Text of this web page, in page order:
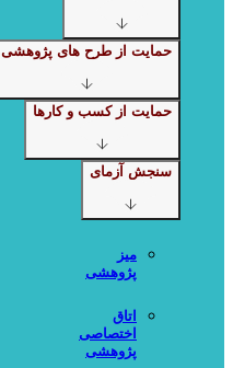
حمایت از طرح های پژوهشی
حمایت از کسب و کارها
سنجش آزمای
میز
پژوهشی
اتاق
اختصاصی
پژوهشی